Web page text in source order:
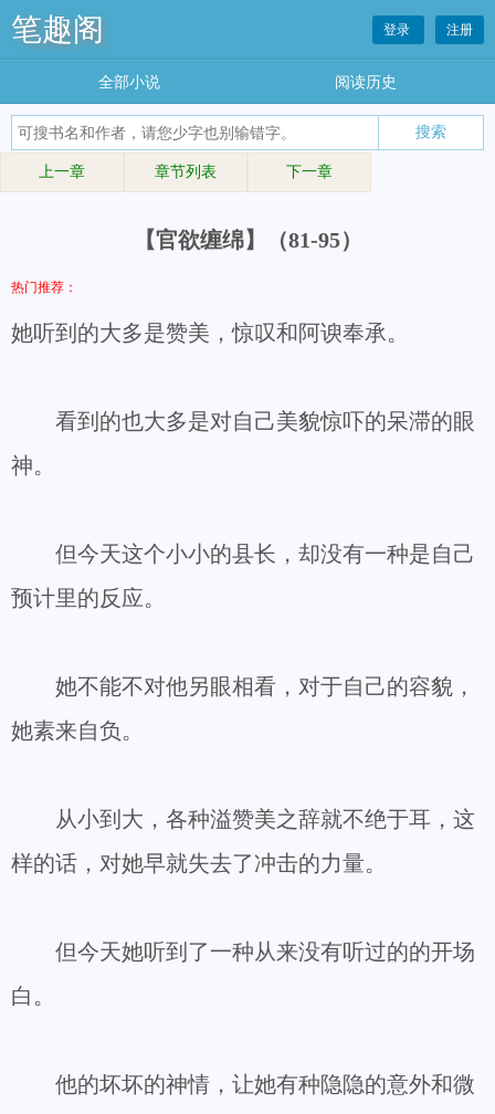
笔趣阁 登录 注册
全部小说 阅读历史
上一章 章节列表 下一章
【官欲缠绵】（81-95）
热门推荐：
她听到的大多是赞美，惊叹和阿谀奉承。
看到的也大多是对自己美貌惊吓的呆滞的眼
神。
但今天这个小小的县长，却没有一种是自己
预计里的反应。
她不能不对他另眼相看，对于自己的容貌，
她素来自负。
从小到大，各种溢赞美之辞就不绝于耳，这
样的话，对她早就失去了冲击的力量。
但今天她听到了一种从来没有听过的的开场
白。
他的坏坏的神情，让她有种隐隐的意外和微